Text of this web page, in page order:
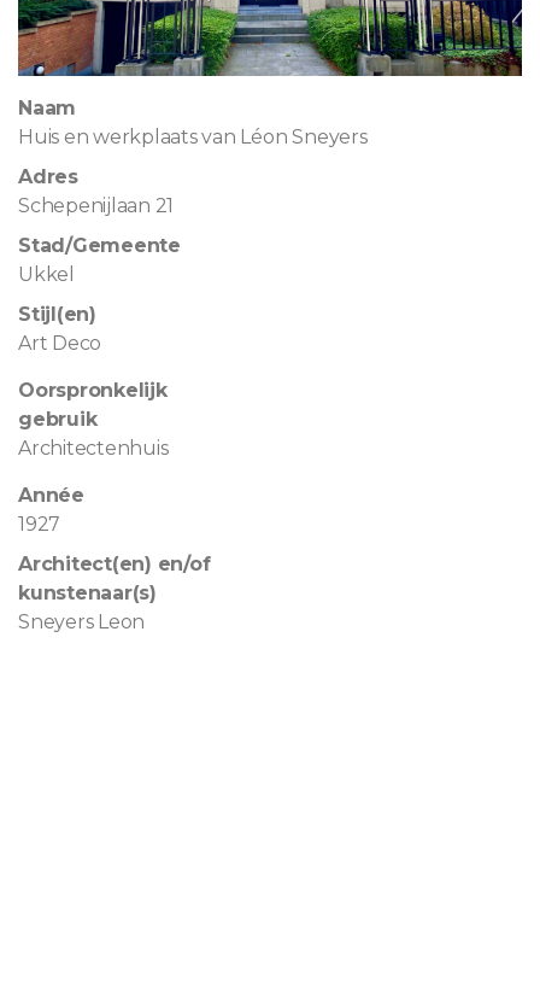
Naam
Huis en werkplaats van Léon Sneyers
Adres
Schepenijlaan 21
Stad/Gemeente
Ukkel
Stijl(en)
Art Deco
Oorspronkelijk
gebruik
Architectenhuis
Année
1927
Architect(en) en/of
kunstenaar(s)
Sneyers Leon